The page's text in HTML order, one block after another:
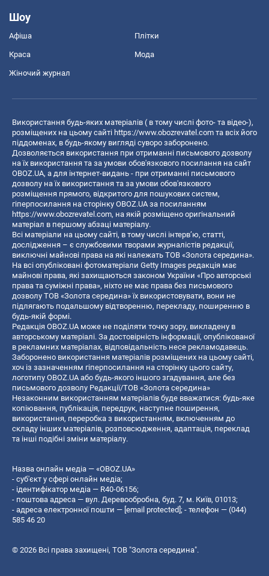
Шоу
Афіша Плітки
Краса Мода
Жіночий журнал
Використання будь-яких матеріалів ( в тому числі фото- та відео-),
розміщених на цьому сайті https://www.obozrevatel.com та всіх його
піддоменах, в будь-якому вигляді суворо заборонено.
Дозволяється використання при отриманні письмового дозволу
на їх використання та за умови обов'язкового посилання на сайт
OBOZ.UA, а для інтернет-видань - при отриманні письмового
дозволу на їх використання та за умови обов'язкового
розміщення прямого, відкритого для пошукових систем,
гіперпосилання на сторінку OBOZ.UA за посиланням
https://www.obozrevatel.com, на якій розміщено оригінальний
матеріал в першому абзаці матеріалу.
Всі матеріали на цьому сайті, в тому числі інтерв’ю, статті,
дослідження – є службовими творами журналістів редакції,
виключні майнові права на які належать ТОВ «Золота середина».
На всі опубліковані фотоматеріали Getty Images редакція має
майнові права, які захищаються законом України «Про авторські
права та суміжні права», ніхто не має права без письмового
дозволу ТОВ «Золота середина» їх використовувати, вони не
підлягають подальшому відтворенню, перекладу, поширенню в
будь-якій формі.
Редакція OBOZ.UA може не поділяти точку зору, викладену в
авторському матеріалі. За достовірність інформації, опублікованої
в рекламних матеріалах, відповідальність несе рекламодавець.
Заборонено використання матеріалів розміщених на цьому сайті,
хоч із зазначенням гіперпосилання на сторінку цього сайту,
логотипу OBOZ.UA або будь-якого іншого згадування, але без
письмового дозволу Редакції/ТОВ «Золота середина»
Незаконним використанням матеріалів буде вважатися: будь-яке
копiювання, публiкацiя, передрук, наступне поширення,
використання, переробка з використанням, включенням до
складу інших матеріалів, розповсюдження, адаптація, переклад
та інші подібні зміни матеріалу.
Назва онлайн медіа — «OBOZ.UA»
- суб'єкт у сфері онлайн медіа;
- ідентифікатор медіа — R40-06156;
- поштова адреса — вул. Деревообробна, буд. 7, м. Київ, 01013;
- адреса електронної пошти — [email protected]; - телефон — (044)
585 46 20
© 2026 Всі права захищені, ТОВ "Золота середина".